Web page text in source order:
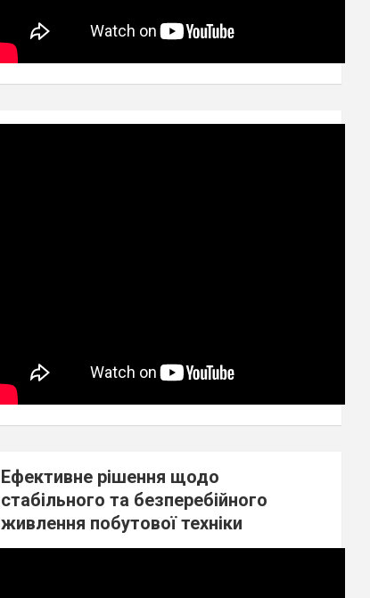
Ефективне рішення щодо
стабільного та безперебійного
живлення побутової техніки